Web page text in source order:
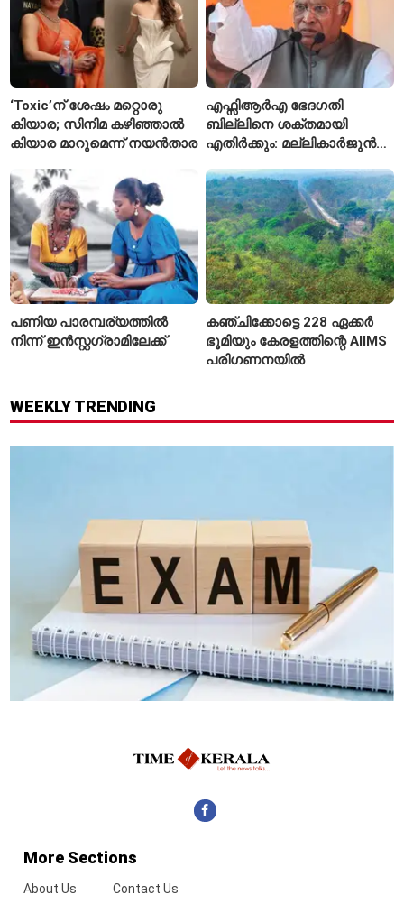
‘Toxic’ന് ശേഷം മറ്റൊരു
കിയാര; സിനിമ കഴിഞ്ഞാൽ
കിയാര മാറുമെന്ന് നയൻതാര
എഫ്സിആർഎ ഭേദഗതി
ബില്ലിനെ ശക്തമായി
എതിർക്കും: മല്ലികാർജുൻ
പണിയ പാരമ്പര്യത്തിൽ
നിന്ന് ഇൻസ്റ്റഗ്രാമിലേക്ക്
കഞ്ചിക്കോട്ടെ 228 ഏക്കർ
ഭൂമിയും കേരളത്തിന്റെ AIIMS
പരിഗണനയിൽ
WEEKLY TRENDING
More Sections
About Us Contact Us